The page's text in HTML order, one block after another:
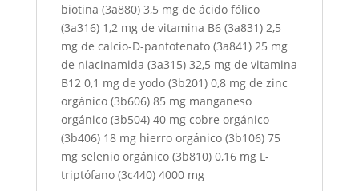
biotina (3a880) 3,5 mg de ácido fólico
(3a316) 1,2 mg de vitamina B6 (3a831) 2,5
mg de calcio-D-pantotenato (3a841) 25 mg
de niacinamida (3a315) 32,5 mg de vitamina
B12 0,1 mg de yodo (3b201) 0,8 mg de zinc
orgánico (3b606) 85 mg manganeso
orgánico (3b504) 40 mg cobre orgánico
(3b406) 18 mg hierro orgánico (3b106) 75
mg selenio orgánico (3b810) 0,16 mg L-
triptófano (3c440) 4000 mg